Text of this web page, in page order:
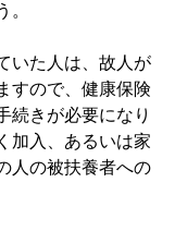
。
いた人は、故人が
すので、健康保険
続きが必要になり
加入、あるいは家
人の被扶養者への